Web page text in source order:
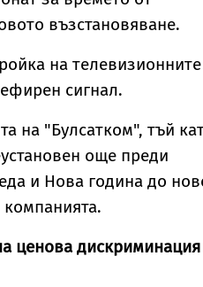
възстановяване.
на телевизионните
сигнал.
на "Булсатком", тъй
още преди
и Нова година до
ценова дискриминация